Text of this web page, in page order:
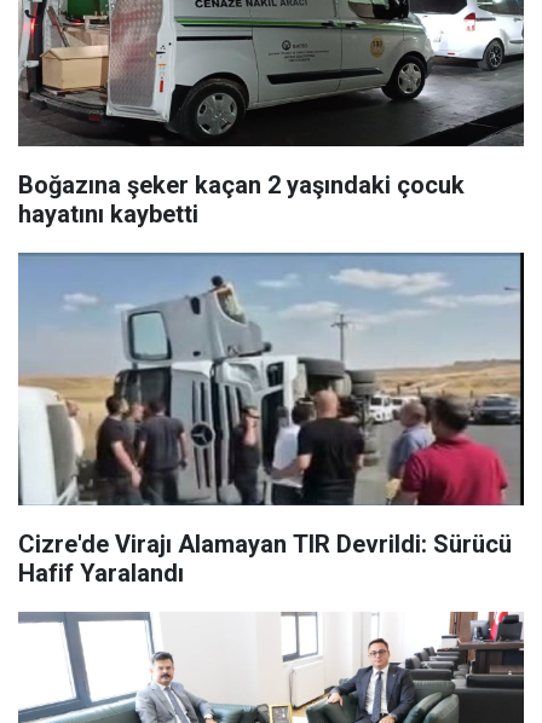
Boğazına şeker kaçan 2 yaşındaki çocuk
hayatını kaybetti
Cizre'de Virajı Alamayan TIR Devrildi: Sürücü
Hafif Yaralandı